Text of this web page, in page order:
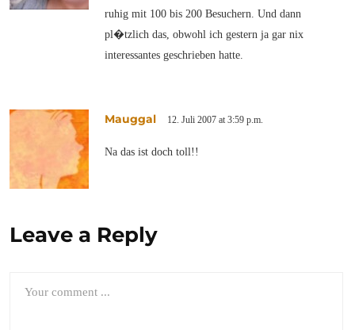
ruhig mit 100 bis 200 Besuchern. Und dann
pl�tzlich das, obwohl ich gestern ja gar nix
interessantes geschrieben hatte.
Mauggal 12. Juli 2007 at 3:59 p.m.
Na das ist doch toll!!
Leave a Reply